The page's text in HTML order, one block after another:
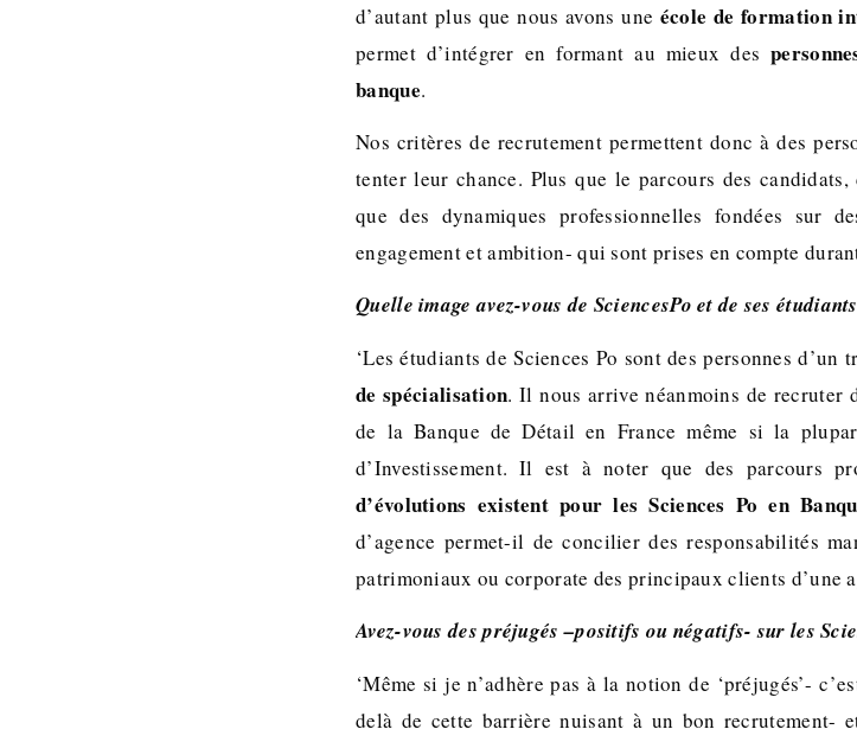
d’autant plus que nous avons une école de formation
permet d’intégrer en formant au mieux des
banque.
Nos critères de recrutement permettent donc à des
tenter leur chance. Plus que le parcours des
que des dynamiques professionnelles fondées sur
engagement et ambition- qui sont prises en compte
Quelle image avez-vous de SciencesPo et de ses
‘Les étudiants de Sciences Po sont des personnes
de spécialisation. Il nous arrive néanmoins de recruter
de la Banque de Détail en France même si la
d’Investissement. Il est à noter que des parcours
d’évolutions existent pour les Sciences Po en
d’agence permet-il de concilier des responsabilités
patrimoniaux ou corporate des principaux clients d’une
Avez-vous des préjugés –positifs ou négatifs- sur les
‘Même si je n’adhère pas à la notion de ‘préjugés’-
delà de cette barrière nuisant à un bon recrutement-